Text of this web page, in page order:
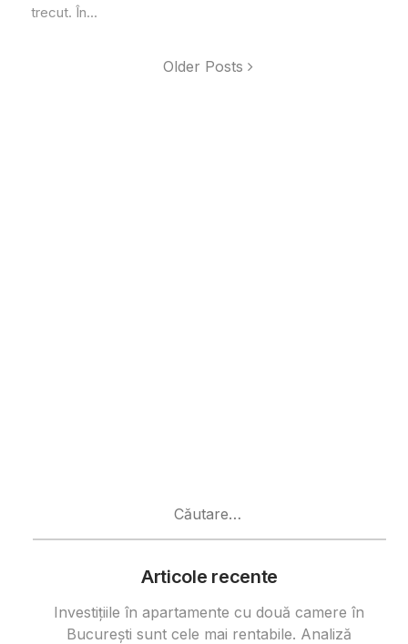
trecut. În...
Older Posts
Articole recente
Investițiile în apartamente cu două camere în
București sunt cele mai rentabile. Analiză